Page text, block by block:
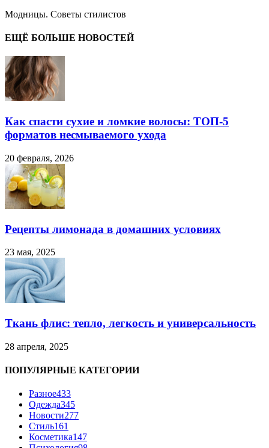
Модницы. Советы стилистов
ЕЩЁ БОЛЬШЕ НОВОСТЕЙ
Как спасти сухие и ломкие волосы: ТОП-5
форматов несмываемого ухода
20 февраля, 2026
Рецепты лимонада в домашних условиях
23 мая, 2025
Ткань флис: тепло, легкость и универсальность
28 апреля, 2025
ПОПУЛЯРНЫЕ КАТЕГОРИИ
Разное433
Одежда345
Новости277
Стиль161
Косметика147